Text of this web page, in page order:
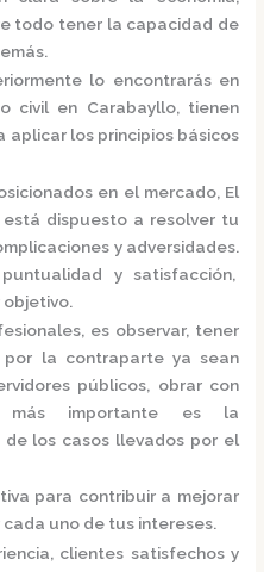
todo tener la capacidad de
lo encontrarás en
civil en Carabayllo, tienen
aplicar los principios básicos
en el mercado, El
está dispuesto a resolver tu
y adversidades.
y satisfacción,
es observar, tener
por la contraparte ya sean
públicos, obrar con
importante es la
los casos llevados por el
para contribuir a mejorar
uno de tus intereses.
clientes satisfechos y